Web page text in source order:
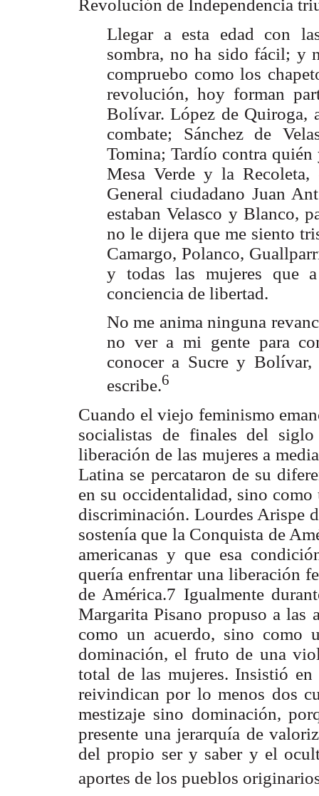
Revolución de Independencia
Llegar a esta edad con
sombra, no ha sido fácil; y
compruebo como los
revolución, hoy forman
Bolívar. López de Quiroga,
combate; Sánchez de
Tomina; Tardío contra
Mesa Verde y la
General ciudadano Juan
estaban Velasco y Blanco,
no le dijera que me siento
Camargo, Polanco,
y todas las mujeres que a
conciencia de libertad.
No me anima ninguna
no ver a mi gente para
conocer a Sucre y
escribe.6
Cuando el viejo feminismo
socialistas de finales del
liberación de las mujeres a
Latina se percataron de su
en su occidentalidad, sino
discriminación. Lourdes Arispe
sostenía que la Conquista de
americanas y que esa
quería enfrentar una liberación
de América.7 Igualmente
Margarita Pisano propuso a las
como un acuerdo, sino como
dominación, el fruto de una
total de las mujeres. Insistió
reivindican por lo menos dos
mestizaje sino dominación,
presente una jerarquía de
del propio ser y saber y el
aportes de los pueblos